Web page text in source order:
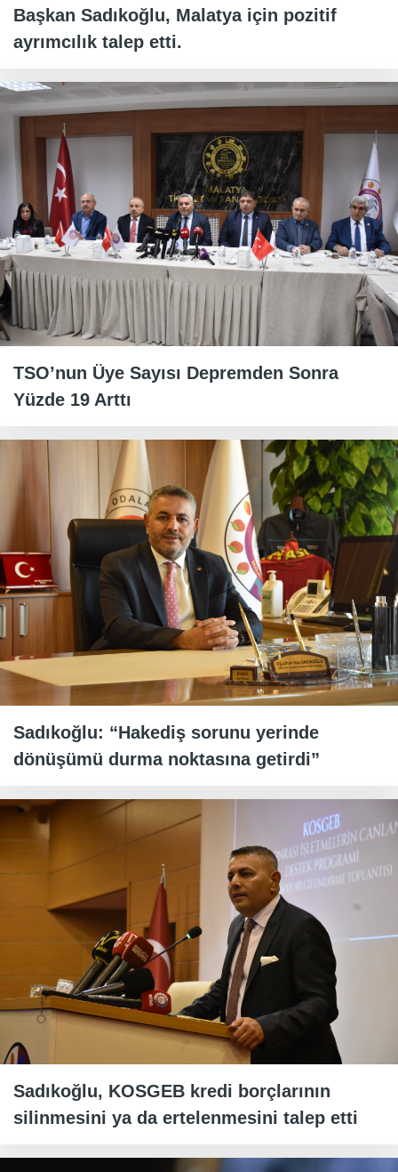
Başkan Sadıkoğlu, Malatya için pozitif
ayrımcılık talep etti.
TSO’nun Üye Sayısı Depremden Sonra
Yüzde 19 Arttı
Sadıkoğlu: “Hakediş sorunu yerinde
dönüşümü durma noktasına getirdi”
Sadıkoğlu, KOSGEB kredi borçlarının
silinmesini ya da ertelenmesini talep etti